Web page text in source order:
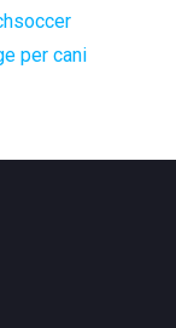
per cani